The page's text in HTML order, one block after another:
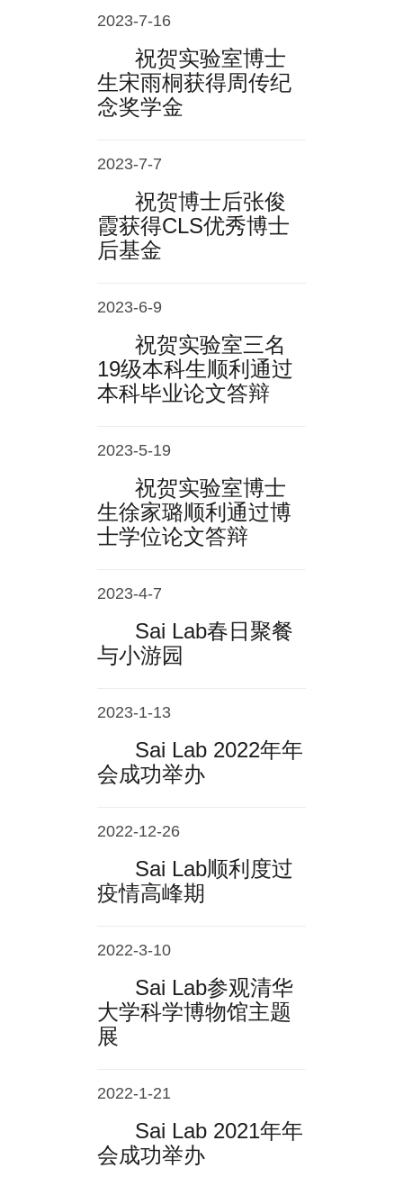
2023-7-16
祝贺实验室博士
生宋雨桐获得周传纪
念奖学金
2023-7-7
祝贺博士后张俊
霞获得CLS优秀博士
后基金
2023-6-9
祝贺实验室三名
19级本科生顺利通过
本科毕业论文答辩
2023-5-19
祝贺实验室博士
生徐家璐顺利通过博
士学位论文答辩
2023-4-7
Sai Lab春日聚餐
与小游园
2023-1-13
Sai Lab 2022年年
会成功举办
2022-12-26
Sai Lab顺利度过
疫情高峰期
2022-3-10
Sai Lab参观清华
大学科学博物馆主题
展
2022-1-21
Sai Lab 2021年年
会成功举办